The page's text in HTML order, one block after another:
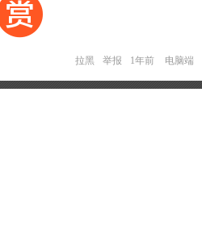
拉黑 举报 1年前 电脑端